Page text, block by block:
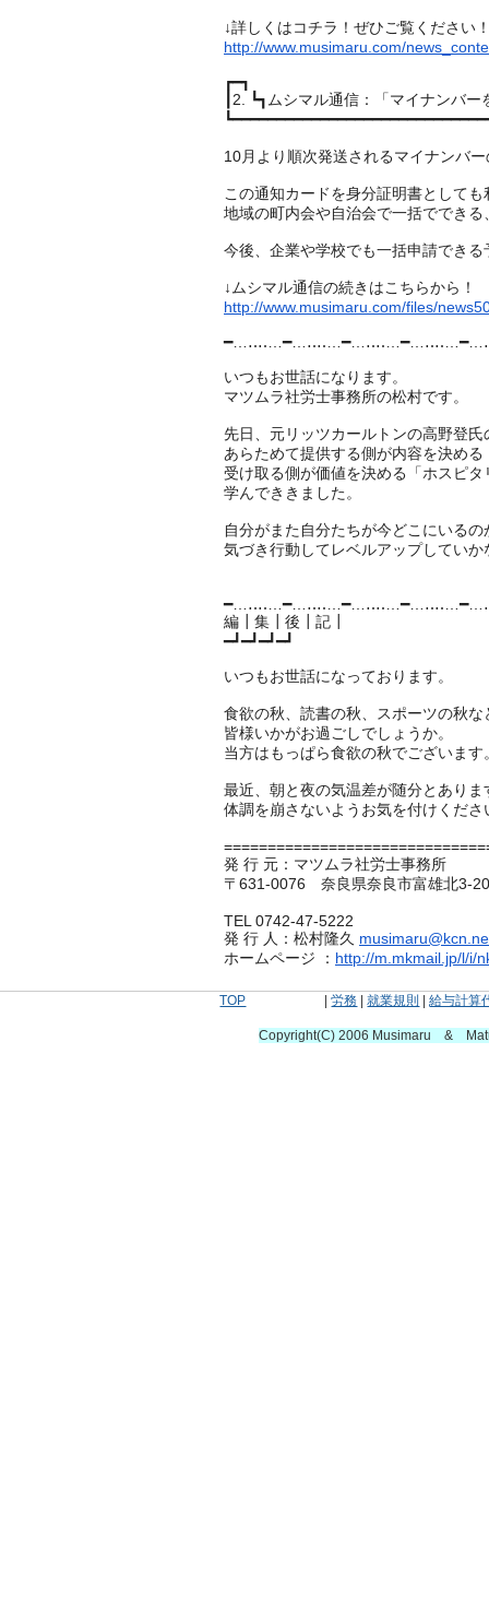
↓詳しくはコチラ！ぜひご覧ください
http://www.musimaru.com/
┏━┓
┃2. ┗┓ムシマル通信：「マイナンバ
┗━━━━━━━━━━━━━━━━━━━━━━━━━━━━━
10月より順次発送されるマイナンバ
この通知カードを身分証明書として
地域の町内会や自治会で一括でできる
今後、企業や学校でも一括申請できる
↓ムシマル通信の続きはこちらから！
http://www.musimaru.com/files/
いつもお世話になります。
マツムラ社労士事務所の松村です。
先日、元リッツカールトンの高野登
あらためて提供する側が内容を決める
受け取る側が価値を決める「ホスピタ
学んでききました。
自分がまた自分たちが今どこにいる
気づき行動してレベルアップしてい
編┃集┃後┃記┃
━┛━┛━┛━┛
いつもお世話になっております。
食欲の秋、読書の秋、スポーツの秋な
皆様いかがお過ごしでしょうか。
当方はもっぱら食欲の秋でございます
最近、朝と夜の気温差が随分とありま
体調を崩さないようお気を付けくださ
==============================
発 行 元：マツムラ社労士事務所
〒631-0076 奈良県奈良市富雄北3-
TEL 0742-47-5222
発 行 人：松村隆久
ホームページ ： http://m.mkmail.jp/l/i/
TOP |労務 |就業規則 |給与計算
Copyright(C) 2006 Musimaru &